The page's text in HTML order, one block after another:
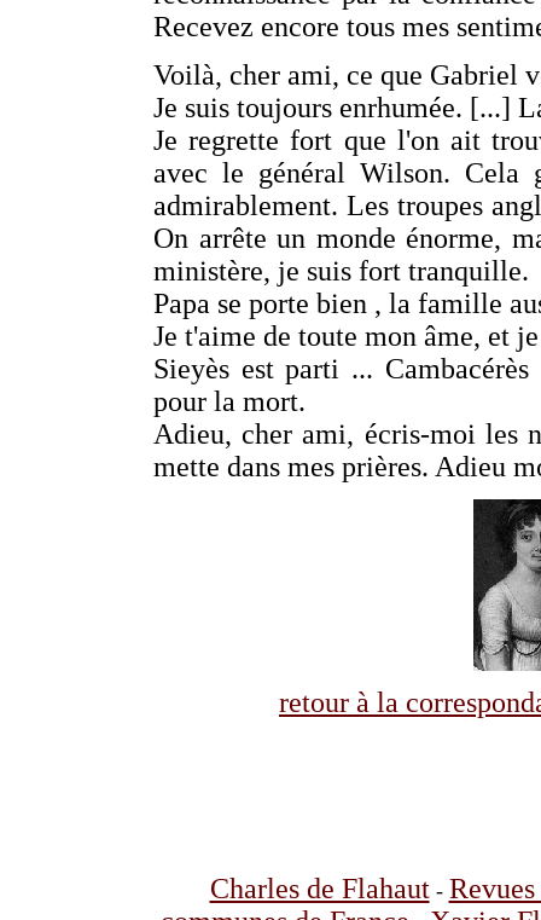
Recevez encore tous mes
Voilà, cher ami, ce que Gabriel
Je suis toujours enrhumée. [...]
Je regrette fort que l'on ait
avec le général Wilson. Cela
admirablement. Les troupes
On arrête un monde énorme,
ministère, je suis fort tranquille.
Papa se porte bien , la famille
Je t'aime de toute mon âme, et
Sieyès est parti ...
pour la mort.
Adieu, cher ami, écris-moi les
mette dans mes prières. Adieu
retour à la
Charles de Flahaut-